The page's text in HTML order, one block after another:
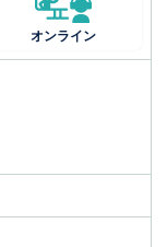
オンライン